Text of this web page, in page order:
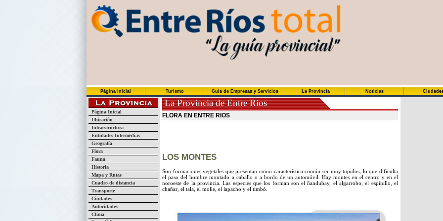
Página Inicial Turismo Guía de Empresas y Servicios La Provincia Noticias
Página Inicial
Ubicación
Infraestructura
Entidades Intermedias
Geografía
Flora
Fauna
Historia
Mapa y Rutas
Cuadro de distancia
Transporte
Ciudades
Autoridades
Clima
La Provincia de Entre Ríos
FLORA EN ENTRE RIOS
LOS MONTES
Son formaciones vegetales que presentan como característica común ser muy tupidos, lo que dificulta
el paso del hombre montado a caballo o a bordo de un automóvil. Hay montes en el centro y en el
noroeste de la provincia. Las especies que los forman son el ñandubay, el algarrobo, el espinillo, el
chañar, el tala, el molle, el lapacho y el timbó.